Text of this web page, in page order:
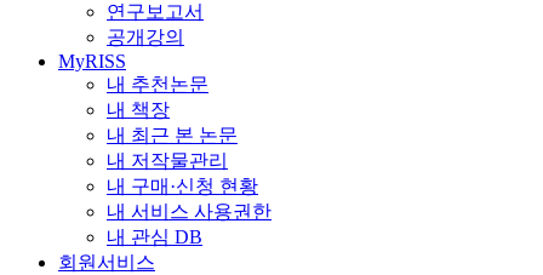
연구보고서
공개강의
MyRISS
내 추천논문
내 책장
내 최근 본 논문
내 저작물관리
내 구매·신청 현황
내 서비스 사용권한
내 관심 DB
회원서비스